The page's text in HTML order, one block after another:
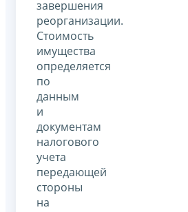
завершения
реорганизации.
Стоимость
имущества
определяется
по
данным
и
документам
налогового
учета
передающей
стороны
на